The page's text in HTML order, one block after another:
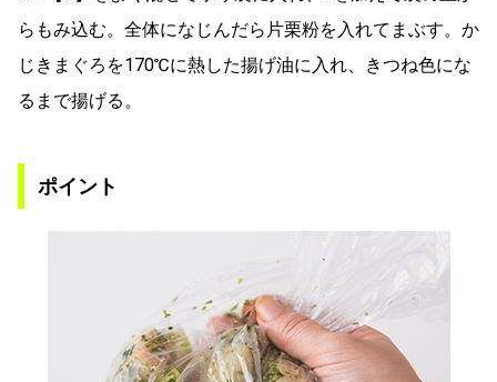
らもみ込む。全体になじんだら片栗粉を入れてまぶす。か
じきまぐろを170℃に熱した揚げ油に入れ、きつね色にな
るまで揚げる。
ポイント